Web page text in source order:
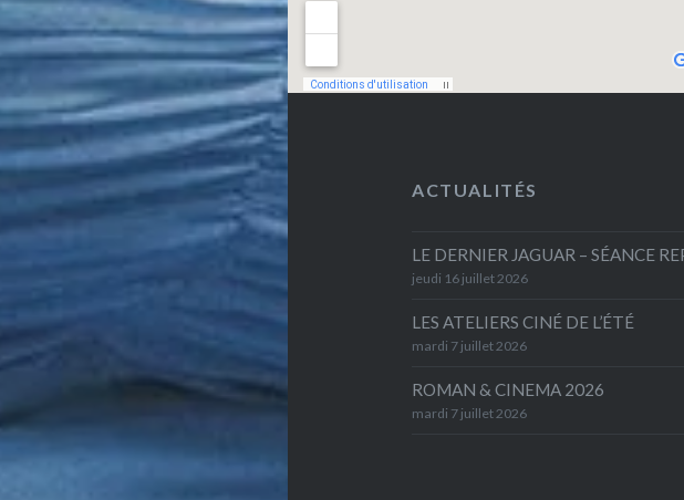
ACTUALITÉS
LE DERNIER JAGUAR – SÉANCE
jeudi 16 juillet 2026
LES ATELIERS CINÉ DE L’ÉTÉ
mardi 7 juillet 2026
ROMAN & CINEMA 2026
mardi 7 juillet 2026